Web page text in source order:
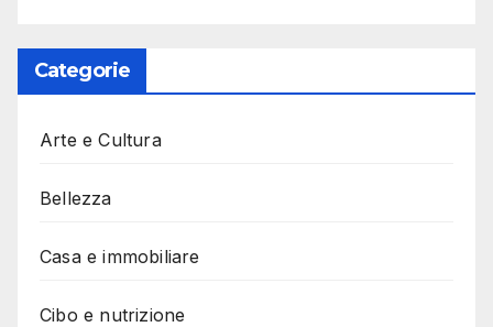
Categorie
Arte e Cultura
Bellezza
Casa e immobiliare
Cibo e nutrizione